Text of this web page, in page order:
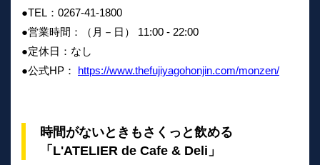
●TEL：0267-41-1800
●営業時間：（月－日） 11:00 - 22:00
●定休日：なし
●公式HP： https://www.thefujiyagohonjin.com/monzen/
時間がないときもさくっと飲める
「L'ATELIER de Cafe & Deli」